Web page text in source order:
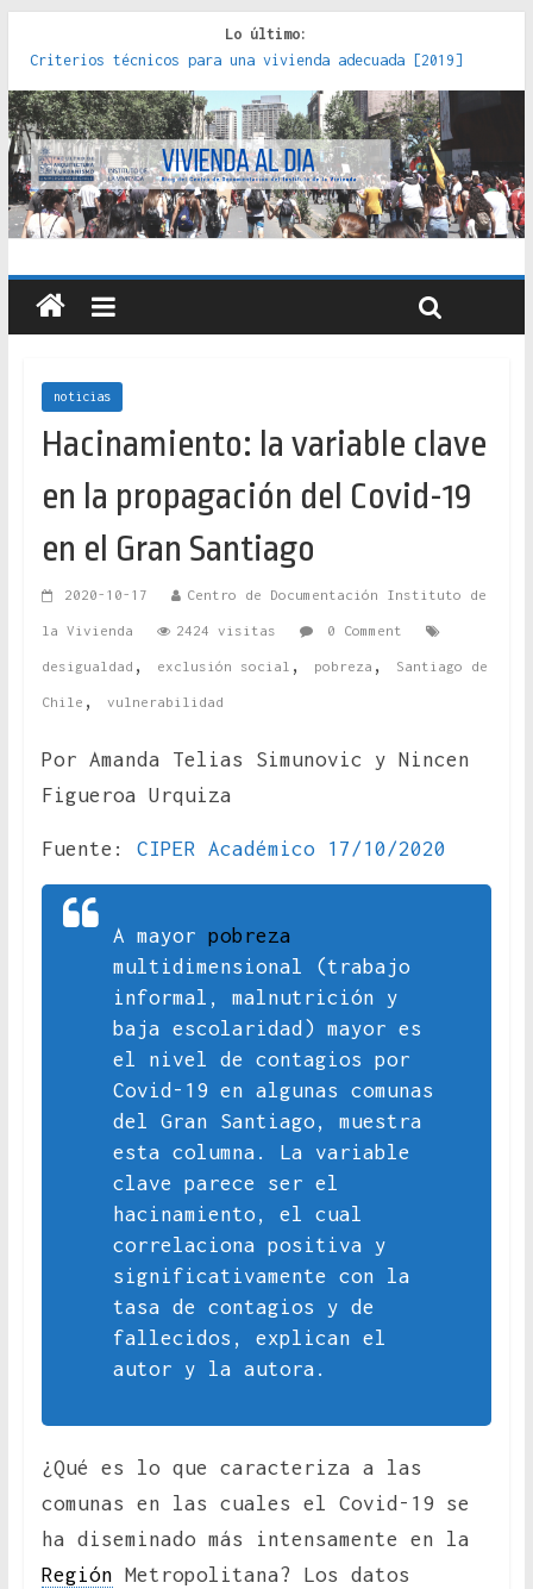
Lo último:
Criterios técnicos para una vivienda adecuada [2019]
Red de consultorios de la Caja del Seguro Obrero en
Santiago : un patrimonio emblemático [2014]
Genocidios indígenas en América Latina [2023]
Estudios sobre la espacialización de los Estados :
políticas, prácticas y representaciones [2022]
Donde el pedernal choca con el acero : hacia una teoría
crítica de las fronteras latinoamericanas [2020]
noticias
Hacinamiento: la variable clave
en la propagación del Covid-19
en el Gran Santiago
2020-10-17 Centro de Documentación Instituto de
la Vivienda 2424 visitas 0 Comment
desigualdad , exclusión social , pobreza , Santiago de
Chile , vulnerabilidad
Por Amanda Telias Simunovic y Nincen
Figueroa Urquiza
Fuente: CIPER Académico 17/10/2020
A mayor pobreza
multidimensional (trabajo
informal, malnutrición y
baja escolaridad) mayor es
el nivel de contagios por
Covid-19 en algunas comunas
del Gran Santiago, muestra
esta columna. La variable
clave parece ser el
hacinamiento, el cual
correlaciona positiva y
significativamente con la
tasa de contagios y de
fallecidos, explican el
autor y la autora.
¿Qué es lo que caracteriza a las
comunas en las cuales el Covid-19 se
ha diseminado más intensamente en la
Región Metropolitana? Los datos